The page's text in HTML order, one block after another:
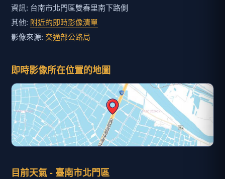
資訊: 台南市北門區雙春里南下路側
其他: 附近的即時影像清單
影像來源: 交通部公路局
即時影像所在位置的地圖
目前天氣 - 臺南市北門區